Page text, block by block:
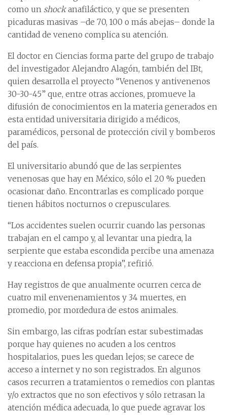
como un shockanafiláctico, y que se presenten
picaduras masivas –de 70, 100 o más abejas– donde la
cantidad de veneno complica su atención.
El doctor en Ciencias forma parte del grupo de trabajo
del investigador Alejandro Alagón, también del IBt,
quien desarrolla el proyecto “Venenos y antivenenos
30-30-45” que, entre otras acciones, promueve la
difusión de conocimientos en la materia generados en
esta entidad universitaria dirigido a médicos,
paramédicos, personal de protección civil y bomberos
del país.
El universitario abundó que de las serpientes
venenosas que hay en México, sólo el 20 % pueden
ocasionar daño. Encontrarlas es complicado porque
tienen hábitos nocturnos o crepusculares.
“Los accidentes suelen ocurrir cuando las personas
trabajan en el campo y, al levantar una piedra, la
serpiente que estaba escondida percibe una amenaza
y reacciona en defensa propia”, refirió.
Hay registros de que anualmente ocurren cerca de
cuatro mil envenenamientos y 34 muertes, en
promedio, por mordedura de estos animales.
Sin embargo, las cifras podrían estar subestimadas
porque hay quienes no acuden a los centros
hospitalarios, pues les quedan lejos; se carece de
acceso a internet y no son registrados. En algunos
casos recurren a tratamientos o remedios con plantas
y/o extractos que no son efectivos y sólo retrasan la
atención médica adecuada, lo que puede agravar los